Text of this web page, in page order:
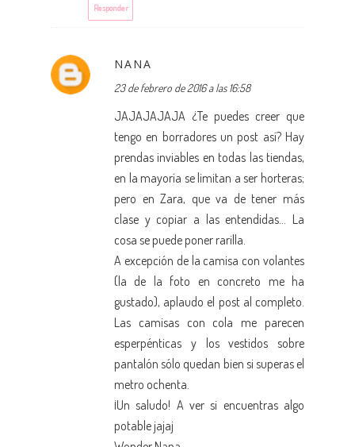
Responder
NANA
23 de febrero de 2016 a las 16:58
JAJAJAJAJA ¿Te puedes creer que
tengo en borradores un post así? Hay
prendas inviables en todas las tiendas,
en la mayoría se limitan a ser horteras;
pero en Zara, que va de tener más
clase y copiar a las entendidas... La
cosa se puede poner rarilla.
A excepción de la camisa con volantes
(la de la foto en concreto me ha
gustado), aplaudo el post al completo.
Las camisas con cola me parecen
esperpénticas y los vestidos sobre
pantalón sólo quedan bien si superas el
metro ochenta.
¡Un saludo! A ver si encuentras algo
potable jajaj